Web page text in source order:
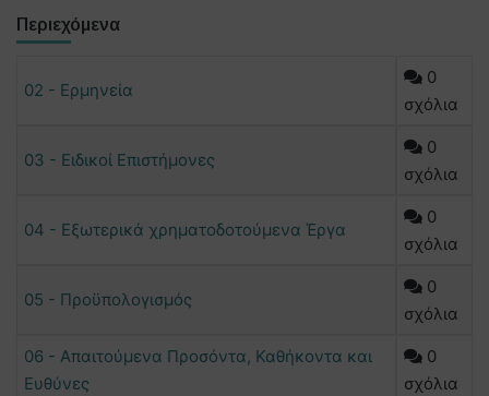
Περιεχόμενα
02 - Ερμηνεία
0
σχόλια
03 - Ειδικοί Επιστήμονες
0
σχόλια
04 - Εξωτερικά χρηματοδοτούμενα Έργα
0
σχόλια
05 - Προϋπολογισμός
0
σχόλια
06 - Απαιτούμενα Προσόντα, Καθήκοντα και
Ευθύνες
0
σχόλια